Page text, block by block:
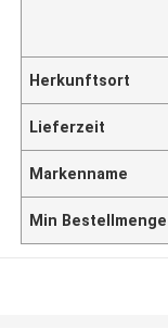
Herkunftsort
Lieferzeit
Markenname
Min Bestellmenge